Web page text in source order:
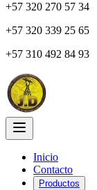
+57 320 270 57 34
+57 320 339 25 65
+57 310 492 84 93
Inicio
Contacto
Productos